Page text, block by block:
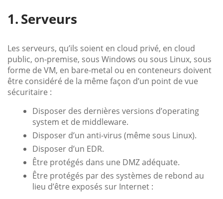
Serveurs
Les serveurs, qu’ils soient en cloud privé, en cloud
public, on-premise, sous Windows ou sous Linux, sous
forme de VM, en bare-metal ou en conteneurs doivent
être considéré de la même façon d’un point de vue
sécuritaire :
Disposer des dernières versions d’operating
system et de middleware.
Disposer d’un anti-virus (même sous Linux).
Disposer d’un EDR.
Être protégés dans une DMZ adéquate.
Être protégés par des systèmes de rebond au
lieu d’être exposés sur Internet :